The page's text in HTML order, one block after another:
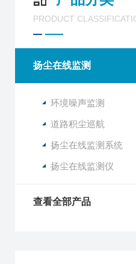
PRODUCT
扬尘在线监测
环境噪声监测
道路积尘巡航
扬尘在线监测系统
扬尘在线监测仪
查看全部产品